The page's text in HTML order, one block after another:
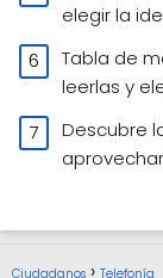
elegir la
Tabla de
leerlas y
Descubre
Ciudadanos Telefonía